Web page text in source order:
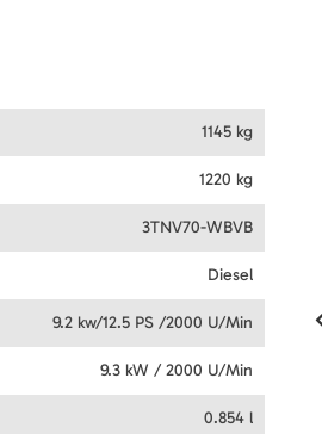
1145 kg
1220 kg
3TNV70-WBVB
Diesel
9.2 kw/12.5 PS /2000 U/Min
9.3 kW / 2000 U/Min
0.854 l